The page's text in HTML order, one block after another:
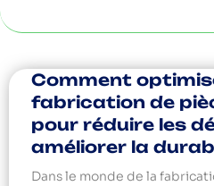
Comment
fabrication de
pour réduire les
améliorer la
Dans le monde de la